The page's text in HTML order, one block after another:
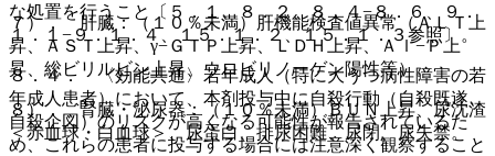
な処置を行うこと〔５．１、８．２、８．４−８．６、９．
１．１−９．１．４、１５．１．２、１５．１．３参照〕。
８．４． 〈効能共通〉若年成人（特に大うつ病性障害の若
年成人患者）において、本剤投与中に自殺行動（自殺既遂、
自殺企図）のリスクが高くなる可能性が報告されているた
め、これらの患者に投与する場合には注意深く観察すること
７）． 肝臓：（１０％未満）肝機能検査値異常（ＡＬＴ上
昇、ＡＳＴ上昇、γ−ＧＴＰ上昇、ＬＤＨ上昇、Ａｌ−Ｐ上
昇、総ビリルビン上昇、ウロビリノーゲン陽性等）。
８）． 腎臓・泌尿器：（１０％未満）ＢＵＮ上昇、尿沈渣
＜赤血球・白血球＞、尿蛋白、排尿困難、尿閉、尿失禁。